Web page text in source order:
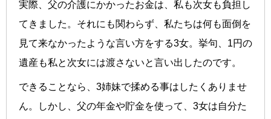
実際、父の介護にかかったお金は、私も次女も負担し
てきました。それにも関わらず、私たちは何も面倒を
見て来なかったような言い方をする3女。挙句、1円の
遺産も私と次女には渡さないと言い出したのです。
できることなら、3姉妹で揉める事はしたくありませ
ん。しかし、父の年金や貯金を使って、3女は自分た